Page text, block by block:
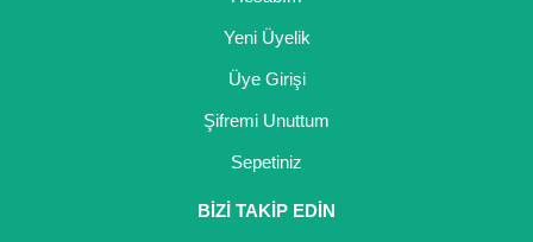
Yeni Üyelik
Üye Girişi
Şifremi Unuttum
Sepetiniz
BİZİ TAKİP EDİN